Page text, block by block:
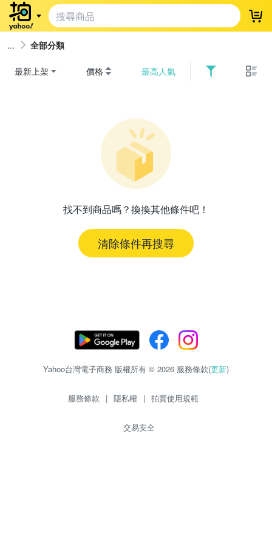
登
全部分類
最新上架 價格 最高人氣
找不到商品嗎？換換其他條件吧！
清除條件再搜尋
Yahoo台灣電子商務 版權所有 © 2026 服務條款(更新)
服務條款 | 隱私權 | 拍賣使用規範
交易安全